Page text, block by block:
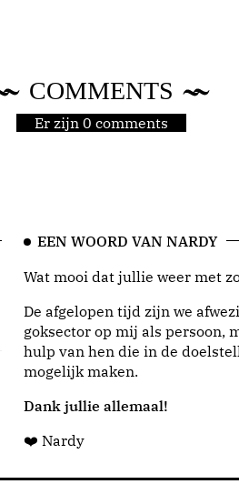
COMMENTS
Er zijn 0 comments
EEN WOORD VAN NARDY
Wat mooi dat jullie weer met
De afgelopen tijd zijn we
goksector op mij als persoon,
hulp van hen die in de
mogelijk maken.
Dank jullie allemaal!
❤️ Nardy